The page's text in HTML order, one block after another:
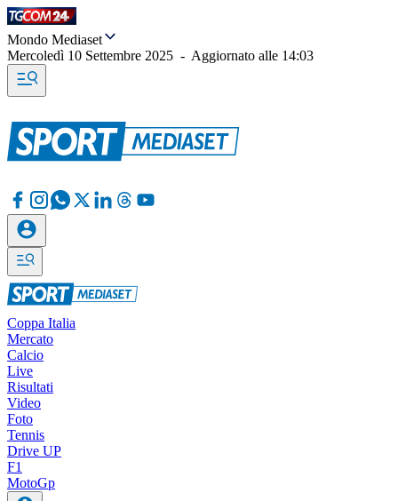
Mondo Mediaset
Mercoledì 10 Settembre 2025 - Aggiornato alle 14:03
Coppa Italia
Mercato
Calcio
Live
Risultati
Video
Foto
Tennis
Drive UP
F1
MotoGp